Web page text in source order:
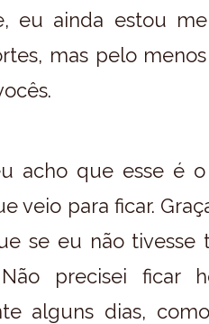
eu ainda estou
mas pelo
acho que esse é
veio para ficar.
se eu não tivesse
precisei ficar
alguns dias,